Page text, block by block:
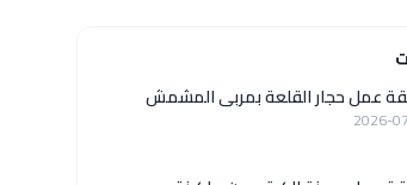
عمل حجار القلعة بمربى المشمش
2026-